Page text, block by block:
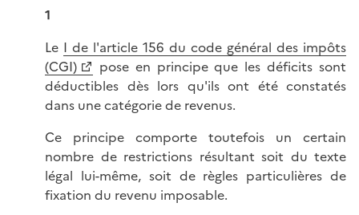
1
Le I de l'article 156 du code général des impôts
(CGI)
pose en principe que les déficits sont
déductibles dès lors qu'ils ont été constatés
dans une catégorie de revenus.
Ce principe comporte toutefois un certain
nombre de restrictions résultant soit du texte
légal lui-même, soit de règles particulières de
fixation du revenu imposable.